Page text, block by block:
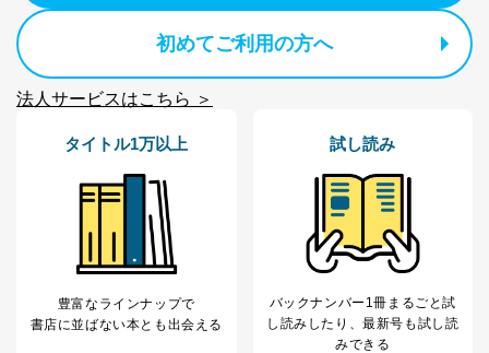
等をご利用の方の
サービス、キャンペーン等の広告
7
SNS公式アカウン
トに登録された方
の個人情報
当社のサービス利用状況の把握お
よびその分析のため
処、オペレーター教育など応対品
その他当社のプライバシーポリシ
ー等にて公表する利用目的達成の
※上記の利用目的のうちNo.1～5については保有個人デ
ータ（開示対象個人情報）の利用目的であり、下記4.の
開示等のご請求に対応させていただきます。
なお、6、7については、パートナー（提携企業）様又は
各SNS運営会社様にご請求いただきますようお願い致し
初めてご利用の方へ
法人サービスはこちら ＞
タイトル1万以上
豊富なラインナップで
書店に並ばない本とも出会える
試し読み
バックナンバー1冊まるごと試
し読み したり、最新号も試し読
みできる